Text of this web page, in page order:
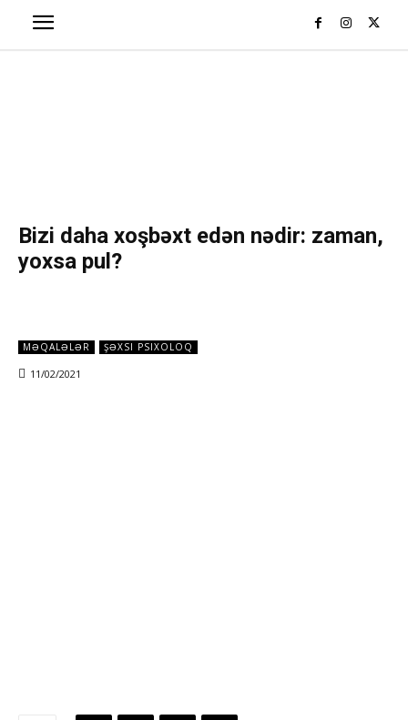
Bizi daha xoşbəxt edən nədir: zaman,
yoxsa pul?
MƏQALƏLƏR ŞƏXSI PSIXOLOQ
11/02/2021